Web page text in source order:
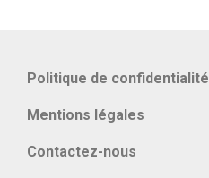
Politique de confidentialité
Mentions légales
Contactez-nous